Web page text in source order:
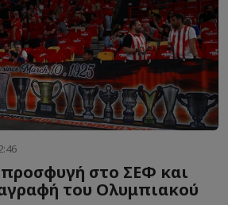
προσφυγή στο ΣΕΦ και
του Ολυμπιακού